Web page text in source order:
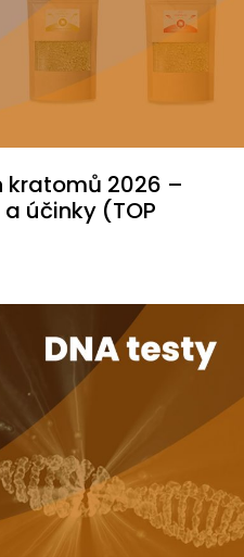
kratomů 2026 –
účinky (TOP